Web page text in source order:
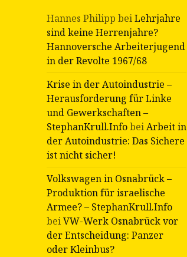
Hannes Philipp beiLehrjahre
sind keine Herrenjahre?
Hannoversche Arbeiterjugend
in der Revolte 1967/68
Krise in der Autoindustrie –
Herausforderung für Linke
und Gewerkschaften –
StephanKrull.InfobeiArbeit in
der Autoindustrie: Das Sichere
ist nicht sicher!
Volkswagen in Osnabrück –
Produktion für israelische
Armee? – StephanKrull.Info
beiVW-Werk Osnabrück vor
der Entscheidung: Panzer
oder Kleinbus?